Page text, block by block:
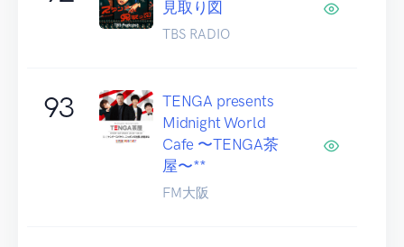
見取り図
TBS RADIO
93
TENGA presents
Midnight World
Cafe 〜TENGA茶
屋〜**
FM大阪